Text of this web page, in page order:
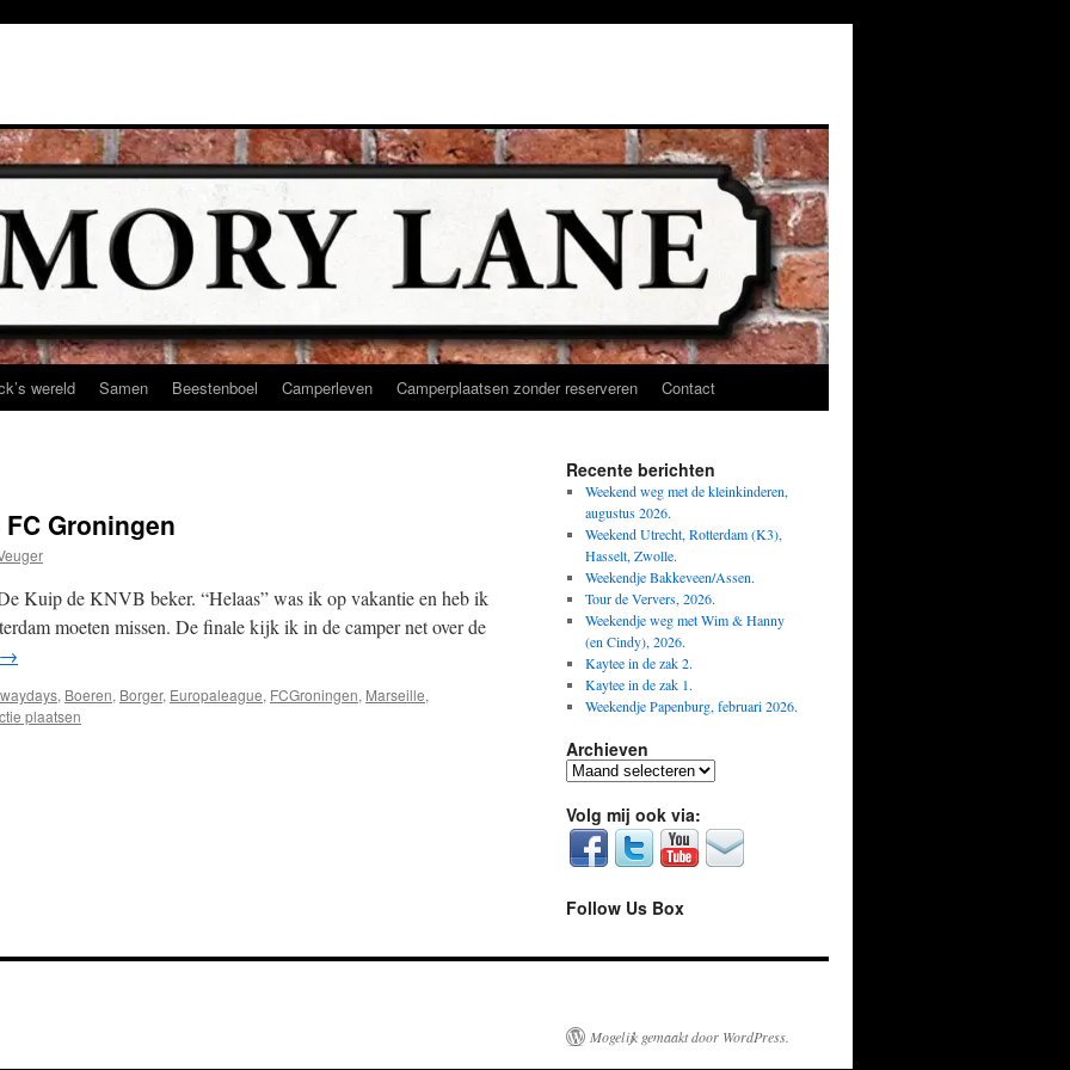
wereld Samen Beestenboel Camperleven Camperplaatsen zonder reserveren Contact
Groningen
Kuip de KNVB beker. “Helaas” was ik op vakantie en heb ik
moeten missen. De finale kijk ik in de camper net over de
→
, Boeren, Borger, Europaleague, FCGroningen, Marseille,
plaatsen
Recente berichten
Weekend weg met de kleinkinderen,
augustus 2026.
Weekend Utrecht, Rotterdam (K3),
Hasselt, Zwolle.
Weekendje Bakkeveen/Assen.
Tour de Ververs, 2026.
Weekendje weg met Wim & Hanny
(en Cindy), 2026.
Kaytee in de zak 2.
Kaytee in de zak 1.
Weekendje Papenburg, februari 2026.
Archieven
Archieven
Volg mij ook via:
Follow Us Box
Mogelijk gemaakt door WordPress.